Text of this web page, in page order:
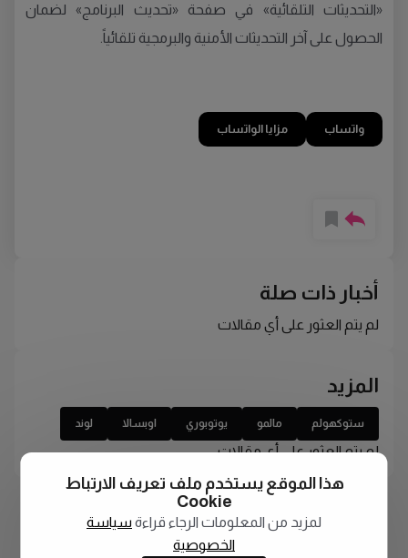
«التحديثات التلقائية» في صفحة «تحديث البرنامج» لضمان
الحصول على آخر التحديثات الأمنية والبرمجية تلقائياً.
واتساب مزايا الواتساب
أخبار ذات صلة
لم يتم العثور على أي مقالات
المزيد
ستوكهولم مالمو يوتوبوري اوبسالا لوند
لم يتم العثور على أي مقالات
هذا الموقع يستخدم ملف تعريف الارتباط
Cookie
لمزيد من المعلومات الرجاء قراءة سياسة
الخصوصية